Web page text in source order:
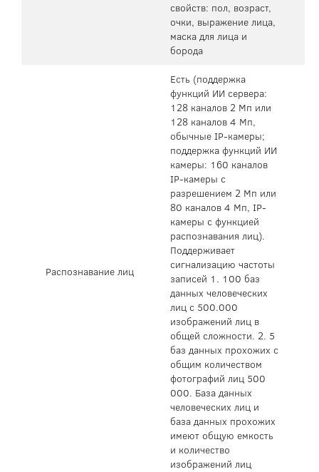
свойств: пол, возраст,
очки, выражение лица,
маска для лица и
борода
Распознавание лиц
Есть (поддержка
функций ИИ сервера:
128 каналов 2 Мп или
128 каналов 4 Мп,
обычные IP-камеры;
поддержка функций ИИ
камеры: 160 каналов
IP-камеры с
разрешением 2 Мп или
80 каналов 4 Мп, IP-
камеры с функцией
распознавания лиц).
Поддерживает
сигнализацию частоты
записей 1. 100 баз
данных человеческих
лиц с 500.000
изображений лиц в
общей сложности. 2. 5
баз данных прохожих с
общим количеством
фотографий лиц 500
000. База данных
человеческих лиц и
база данных прохожих
имеют общую емкость
и количество
изображений лиц